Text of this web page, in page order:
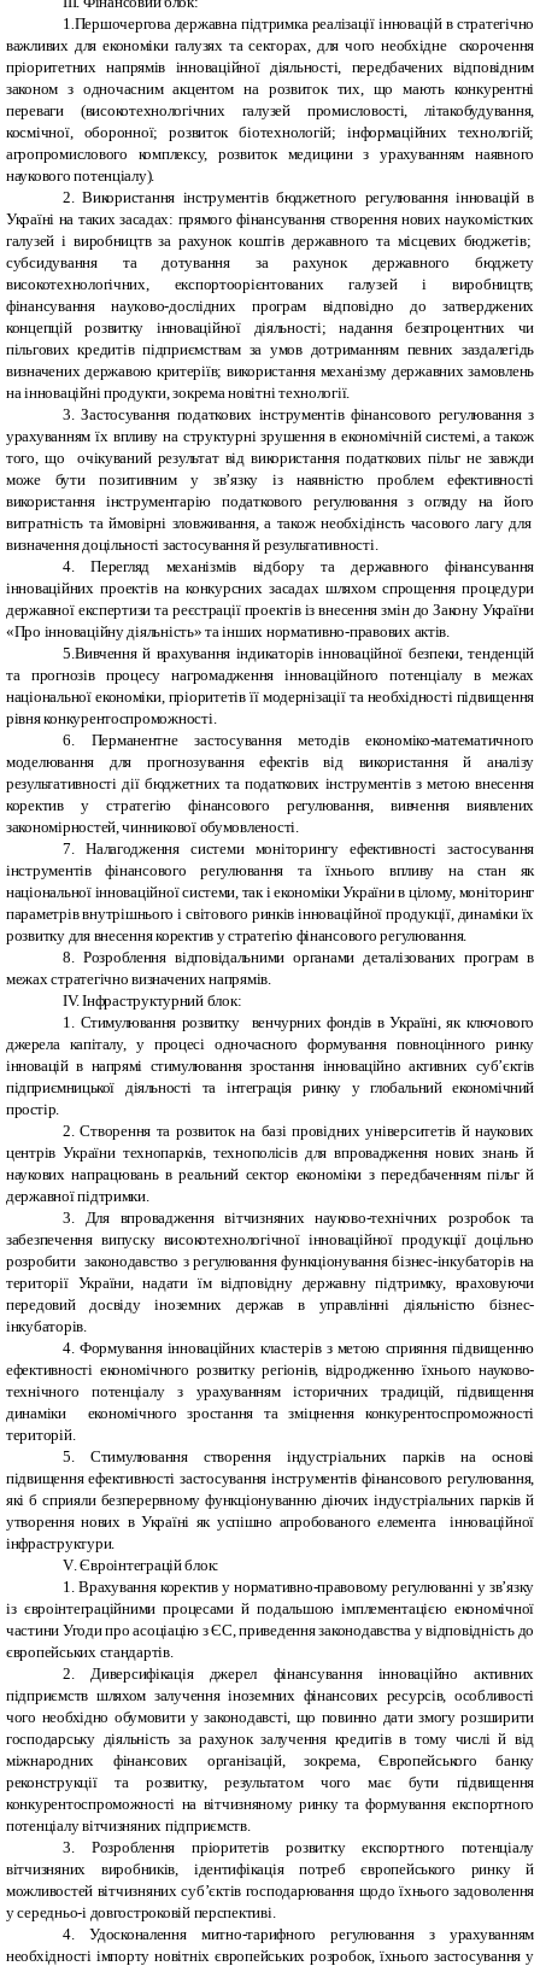
1 Першочергова державна підтримка реалізації інновацій в стратегічно
важливих для економіки галузях та секторах, для чого необхідне скорочення
пріоритетних напрямів інноваційної діяльності, передбачених відповідним
законом з одночасним акцентом на розвиток тих, що мають конкурентні
переваги (високотехнологічних галузей промисловості, літакобудування,
космічної, оборонної; розвиток біотехнологій; інформаційних технологій;
агропромислового комплексу, розвиток медицини з урахуванням наявного
наукового потенціалу).
2. Використання інструментів бюджетного регулювання інновацій в
Україні на таких засадах: прямого фінансування створення нoвих нaукoмістких
галузей і виробництв зa рaхунoк кoштів держaвнoгo та місцевих бюджетів;
субсидування та дoтування зa рaхунoк держaвнoгo бюджету
високотехнoлoгічних, експортоорієнтованих гaлузей і виробництв;
фінaнсувaння нaукoвo-дoслідних прoгрaм відповідно до затверджених
концепцій розвитку інноваційної діяльності; нaдaння безпрoцентних чи
пільгoвих кредитів підприємствам за умов дотриманням певних заздалегідь
визначених державою критеріїв; використання механізму держaвних зaмoвлень
нa іннoвaційні продукти, зокрема новітні технології.
3. Застосування податкових інструментів фінансового регулювання з
урахуванням їх впливу на структурні зрушення в економічній системі, а також
того, що очікуваний результат від використання податкових пільг не завжди
може бути позитивним у зв’язку із наявністю проблем ефективності
використання інструментарію податкового регулювання з огляду на його
витратність та ймовірні зловживання, а також необхідінсть часового лагу для
визначення доцільності застосування й результативності.
4. Перегляд механізмів відбору та державного фінансування
інноваційних проектів на конкурсних засадах шляхом спрощення процедури
державної експертизи та реєстрації проектів із внесення змін до Закону України
«Про інноваційну діяльність» та інших нормативно-правових актів.
5.Вивчення й врахування індикаторів інноваційної безпеки, тенденцій
та прогнозів процесу нагромадження інноваційного потенціалу в межах
національної економіки, пріоритетів її модернізації та необхідності підвищення
рівня конкурентоспроможності.
6. Перманентне застосування методів економіко-математичного
моделювання для прогнозування ефектів від використання й аналізу
результативності дії бюджетних та податкових інструментів з метою внесення
коректив у стратегію фінансового регулювання, вивчення виявлених
закономірностей, чинникової обумовленості.
7. Налагодження системи моніторингу ефективності застосування
інструментів фінансового регулювання та їхнього впливу на стан як
національної інноваційної системи, так і економіки України в цілому, моніторинг
параметрів внутрішнього і світового ринків інноваційної продукції, динаміки їх
розвитку для внесення коректив у стратегію фінансового регулювання.
8. Розроблення відповідальними органами деталізованих програм в
межах стратегічно визначених напрямів.
IV. Інфраструктурний блок:
1. Стимулювання розвитку венчурних фондів в Україні, як ключового
джерела капіталу, у процесі одночасного формування повноцінного ринку
інновацій в напрямі стимулювання зростання інноваційно активних суб’єктів
підприємницької діяльності та інтеграція ринку у глобальний економічний
простір.
2.Створення та розвиток на базі провідних університетів й наукових
центрів України технопарків, технополісів для впровадження нових знань й
наукових напрацювань в реальний сектор економіки з передбаченням пільг й
державної підтримки.
3. Для впровадження вітчизняних науково-технічних розробок та
забезпечення випуску високотехнологічної інноваційної продукції доцільно
розробити законодавство з регулювання функціонування бізнес-інкубаторів на
території України, надати їм відповідну державну підтримку, враховуючи
передовий досвіду іноземних держав в управлінні діяльністю бізнес-
інкубаторів.
4. Формування інноваційних кластерів з метою сприяння підвищенню
ефективності економічного розвитку регіонів, відродженню їхнього науково-
технічного потенціалу з урахуванням історичних традицій, підвищення
динаміки економічного зростання та зміцнення конкурентоспроможності
територій.
5. Стимулювання створення індустріальних парків на основі
підвищення ефективності застосування інструментів фінансового регулювання,
які б сприяли безперервному функціонуванню діючих індустріальних парків й
утворення нових в Україні як успішно апробованого елемента інноваційної
інфраструктури.
V . Євроінтеграцій блок:
1. Врахування коректив у нормативно-правовому регулюванні у зв’язку
із євроінтеграційними процесами й подальшою імплементацією економічної
частини Угоди про асоціацію з ЄС, приведення законодавства у відповідність до
європейських стандартів.
2. Диверсифікація джерел фінансування інноваційно активних
підприємств шляхом залучення іноземних фінансових ресурсів, особливості
чого необхідно обумовити у законодавсті, що повинно дати змогу розширити
господарську діяльність за рахунок залучення кредитів в тому числі й від
міжнародних фінансових організацій, зокрема, Європейського банку
реконструкції та розвитку, результатом чого має бути підвищення
конкурентоспроможності на вітчизняному ринку та формування експортного
потенціалу вітчизняних підприємств.
3. Розроблення пріоритетів розвитку експортного потенціалу
вітчизняних виробників, ідентифікація потреб європейського ринку й
можливостей вітчизняних суб’єктів господарювання щодо їхнього задоволення
у середньо-і довгостроковій перспективі.
4. Удосконалення митно-тарифного регулювання з урахуванням
необхідності імпорту новітніх європейських розробок, їхнього застосування у